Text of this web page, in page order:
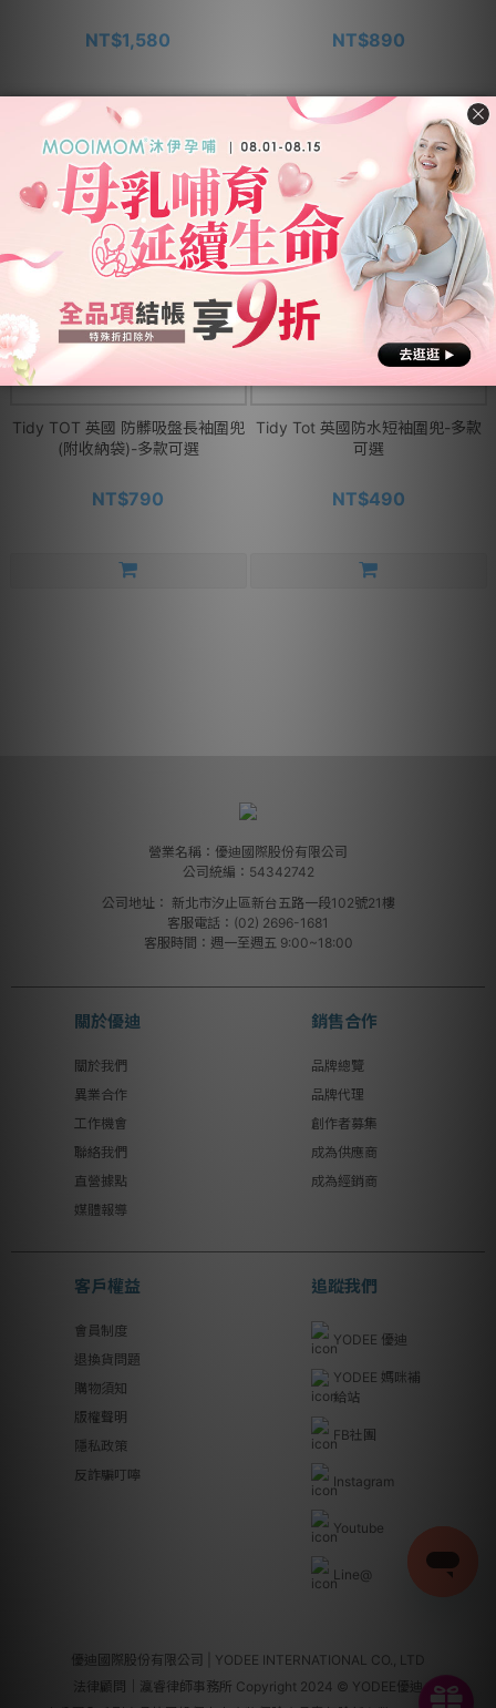
NT$1,580 NT$890
Tidy TOT 英國 防髒吸盤長袖圍兜
(附收納袋)-多款可選
NT$790
Tidy Tot 英國防水短袖圍兜-多款
可選
NT$490
營業名稱：優迪國際股份有限公司
公司統編：54342742
公司地址： 新北市汐止區新台五路一段102號21樓
客服電話：(02) 2696-1681
客服時間：週一至週五 9:00~18:00
關於優迪
關於我們
異業合作
工作機會
聯絡我們
直營據點
媒體報導
銷售合作
品牌總覽
品牌代理
創作者募集
成為供應商
成為經銷商
客戶權益
會員制度
退換貨問題
購物須知
版權聲明
隱私政策
反詐騙叮嚀
追蹤我們
YODEE 優迪
YODEE 媽咪補
給站
FB社團
Instagram
Youtube
Line@
優迪國際股份有限公司 | YODEE INTERNATIONAL CO., LTD
法律顧問｜瀛睿律師事務所 Copyright 2024 © YODEE優迪